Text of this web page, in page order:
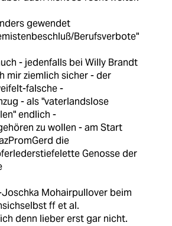
gewendet
Berufsverbote"
- jedenfalls bei Willy Brandt
mir ziemlich sicher - der
falsche -
- als "vaterlandslose
endlich -
zu wollen - am Start
die
Genosse der
Joschka Mohairpullover beim
ff et al.
denn lieber erst gar nicht.